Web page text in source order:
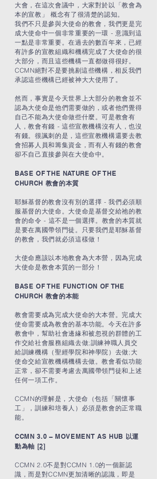
大會，在這次會議中，大家對於以「教會為
本的宣教」 概念有了很清楚的認知。
我們不只是參與大使命的教會，我們更是完
成大使命中一個非常重要的一環 - 意識到這
一點是非常重要。在過去的數百年來，已經
有許多的宣教組織和機構完成了大使命的很
大部分，而且這些機構一直都做得很好。
CCMN絕對不是要挑剔這些機構，相反我們
承認這些機構已經被神大大使用了。
然而，事實是今天世界上大部分的教會並不
認為大使命是他們需要做的，或者他們覺得
自己不能為大使命做些什麼。可是教會有
人，教會有錢 - 這些宣教機構沒有人，也沒
有錢。很諷刺的是，這些宣教機構還要去教
會招募人員和籌集資金，而有人有錢的教會
卻不自己直接參與在大使命中。
BASE OF THE NATURE OF THE
CHURCH 教會的本質
耶穌基督的教會沒有別的選擇 - 我們必須順
服基督的大使命。大使命是基督交給祂的教
會的命令 - 這不是一個選擇。教會的本質就
是要在萬國帶領門徒。只要我們是耶穌基督
的教會，我們就必須這樣做！
大使命應該以本地教會為大本營，因為完成
大使命是教會本質的一部分！
BASE OF THE FUNCTION OF THE
CHURCH 教會的本能
教會需要成為完成大使命的大本營。完成大
使命需要成為教會的基本功能。今天在許多
教會中，幫助社會邊緣和被忽視的群體的工
作交給社會服務組織去做;訓練神職人員交
給訓練機構（聖經學院和神學院）去做;大
使命交給宣教機構機構去做。教會看似功能
正常，卻不需要考慮去萬國帶領門徒和上述
任何一項工作。
CCMN的理解是，大使命（包括「關懷事
工」，訓練和培養人）必須是教會的正常職
能。
CCMN 3.0 – MOVEMENT AS HUB 以運
動為軸 [2]
CCMN 2.0不是對CCMN 1.0的一個新認
識，而是對CCMN更加清晰的認識，即是